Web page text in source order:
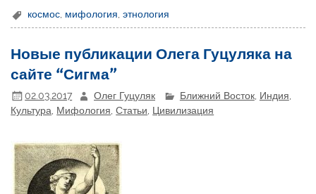
космос мифология ,этнология
Новые публикации Олега Гуцуляка на
сайте “Сигма”
02.03.2017 Олег Гуцуляк Ближний Восток, Индия
Культура Мифология ,Статьи Цивилизация